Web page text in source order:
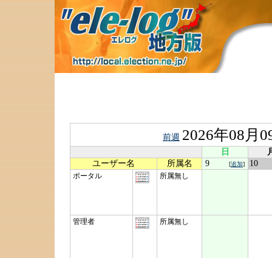
前週 2026年08月
日
ユーザー名
所属名 9 [追加]
ポータル 所属無し
管理者 所属無し